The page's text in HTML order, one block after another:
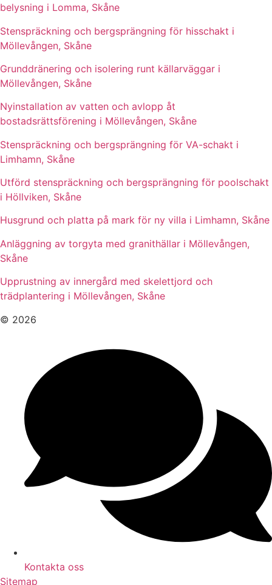
belysning i Lomma, Skåne
Stenspräckning och bergsprängning för hisschakt i
Möllevången, Skåne
Grunddränering och isolering runt källarväggar i
Möllevången, Skåne
Nyinstallation av vatten och avlopp åt
bostadsrättsförening i Möllevången, Skåne
Stenspräckning och bergsprängning för VA-schakt i
Limhamn, Skåne
Utförd stenspräckning och bergsprängning för poolschakt
i Höllviken, Skåne
Husgrund och platta på mark för ny villa i Limhamn, Skåne
Anläggning av torgyta med granithällar i Möllevången,
Skåne
Upprustning av innergård med skelettjord och
trädplantering i Möllevången, Skåne
© 2026
Kontakta oss
Sitemap